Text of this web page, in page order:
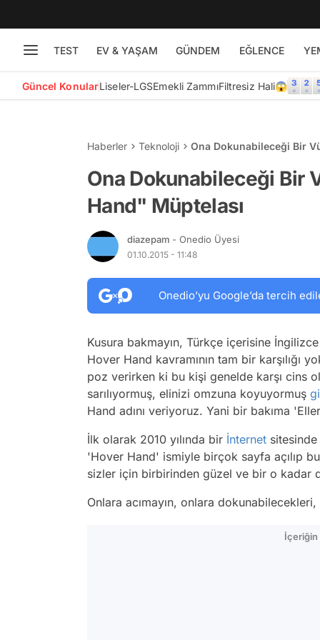
TEST EV & YAŞAM GÜNDEM EĞLENCE
Güncel KonularLiseler-LGSEmekli ZammıFiltresiz Hali😱
Haberler Teknoloji Ona Dokunabileceği Bir
Ona Dokunabileceği Bir
Hand" Müptelası
diazepam - Onedio Üyesi
01.10.2015 - 11:48
Onedio’yu Google’da tercih
Kusura bakmayın, Türkçe içerisine
Hover Hand kavramının tam bir karşılığı
poz verirken ki bu kişi genelde karşı cins
sarılıyormuş, elinizi omzuna koyuyormuş
Hand adını veriyoruz. Yani bir bakıma
İlk olarak 2010 yılında bir İnternet
'Hover Hand' ismiyle birçok sayfa açılıp
sizler için birbirinden güzel ve bir o kadar
Onlara acımayın, onlara
İçeriğin